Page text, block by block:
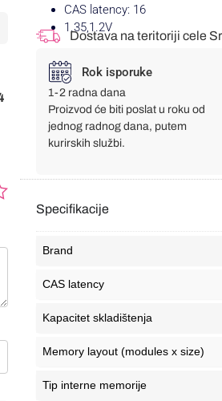
CAS latency: 16
1.35,1.2V
Dostava na teritoriji cele
Rok isporuke
1-2 radna dana
Proizvod će biti poslat u roku od
jednog radnog dana, putem
kurirskih službi.
Specifikacije
Brand
CAS latency
Kapacitet skladištenja
Memory layout (modules x size)
Tip interne memorije